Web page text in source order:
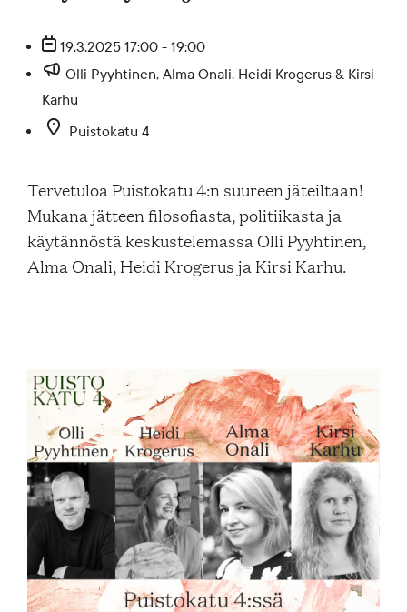
Blogi
Yhteys- ja lisätiedot
FAQ
FI EN SV SME
19.3.2025 17:00 - 19:00
Olli Pyyhtinen, Alma Onali, Heidi Krogerus & Kirsi
Karhu
Puistokatu 4
Tervetuloa Puistokatu 4:n suureen jäteiltaan!
Mukana jätteen filosofiasta, politiikasta ja
käytännöstä keskustelemassa Olli Pyyhtinen,
Alma Onali, Heidi Krogerus ja Kirsi Karhu.